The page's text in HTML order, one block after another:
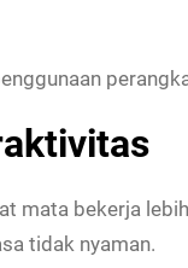
mata bekerja
tidak nyaman.